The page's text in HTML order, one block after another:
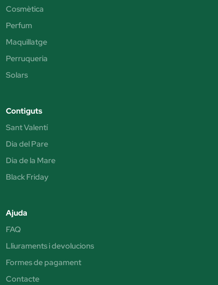
Cosmètica
Perfum
Maquillatge
Perruqueria
Solars
Contiguts
Sant Valentí
Dia del Pare
Dia de la Mare
Black Friday
Ajuda
FAQ
Lliuraments i devolucions
Formes de pagament
Contacte